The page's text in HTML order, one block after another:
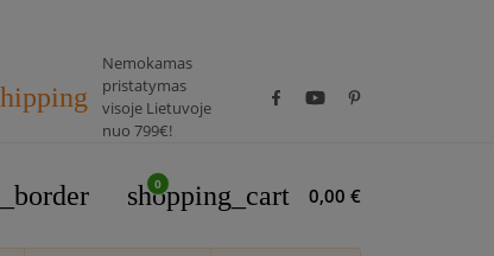
Nemokamas
pristatymas
visoje Lietuvoje
nuo 799€!
shopping_cart
0 0,00 €